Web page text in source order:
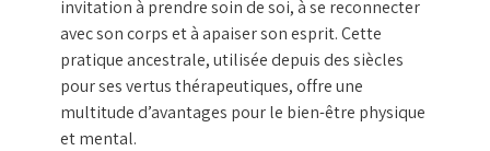
invitation à prendre soin de soi, à se reconnecter
avec son corps et à apaiser son esprit. Cette
pratique ancestrale, utilisée depuis des siècles
pour ses vertus thérapeutiques, offre une
multitude d’avantages pour le bien-être physique
et mental.